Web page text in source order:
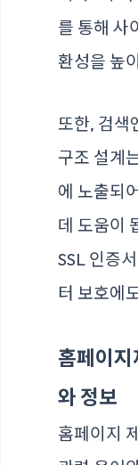
를 통해 사
환성을 높
또한, 검색
구조 설계
에 노출되
데 도움이
SSL 인증
터 보호에
홈페이지
와 정보
홈페이지